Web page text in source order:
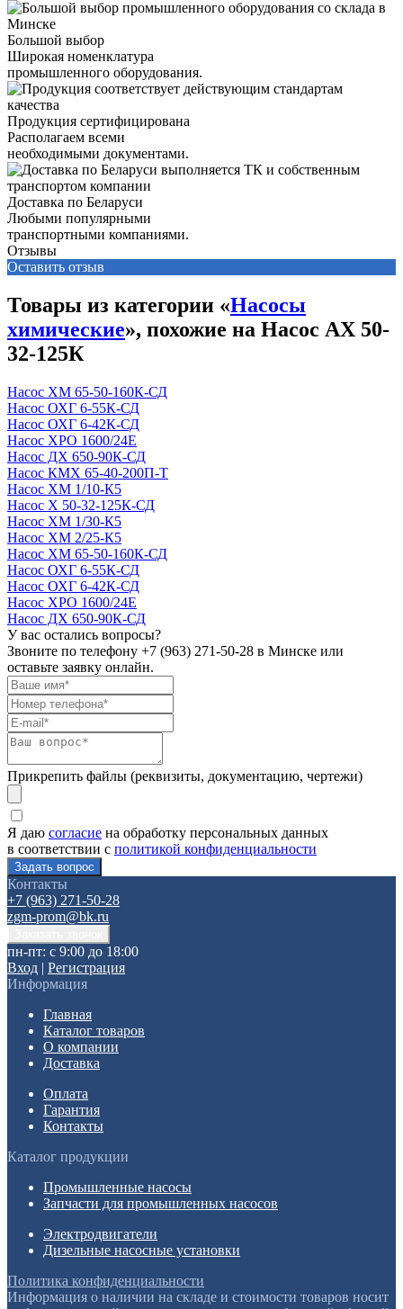
Большой выбор
Широкая номенклатура
промышленного оборудования.
Продукция сертифицирована
Располагаем всеми
необходимыми документами.
Доставка по Беларуси
Любыми популярными
транспортными компаниями.
Отзывы
Оставить отзыв
Товары из категории «Насосы
химические», похожие на Насос АХ 50-
32-125К
Насос ХМ 65-50-160К-СД
Насос ОХГ 6-55К-СД
Насос ОХГ 6-42К-СД
Насос ХРО 1600/24Е
Насос ДХ 650-90К-СД
Насос КМХ 65-40-200П-Т
Насос ХМ 1/10-К5
Насос Х 50-32-125К-СД
Насос ХМ 1/30-К5
Насос ХМ 2/25-К5
Насос ХМ 65-50-160К-СД
Насос ОХГ 6-55К-СД
Насос ОХГ 6-42К-СД
Насос ХРО 1600/24Е
Насос ДХ 650-90К-СД
У вас остались вопросы?
Звоните по телефону +7 (963) 271-50-28 в Минске или
оставьте заявку онлайн.
Прикрепить файлы (реквизиты, документацию, чертежи)
Я даю согласие на обработку персональных данных
в соответствии с политикой конфиденциальности
Контакты
+7 (963) 271-50-28
zgm-prom@bk.ru
пн-пт: с 9:00 до 18:00
Вход | Регистрация
Информация
Главная
Каталог товаров
О компании
Доставка
Оплата
Гарантия
Контакты
Каталог продукции
Промышленные насосы
Запчасти для промышленных насосов
Электродвигатели
Дизельные насосные установки
Политика конфиденциальности
Информация о наличии на складе и стоимости товаров носит